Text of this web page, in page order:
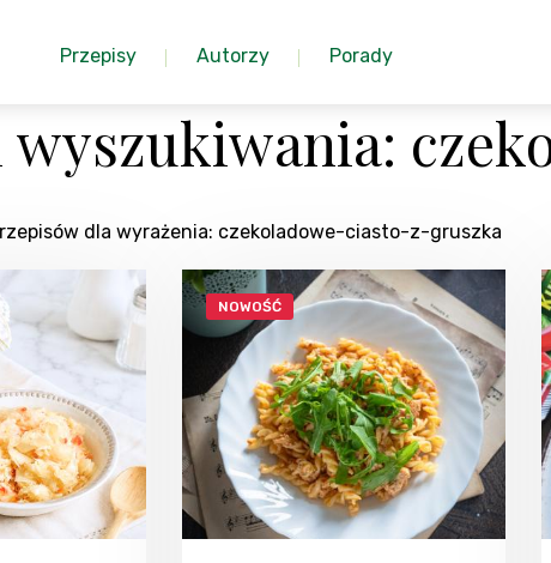
Przepisy Autorzy Porady
dla wyrażenia: czekoladowe-ciasto-z-gruszka
NOWOŚĆ